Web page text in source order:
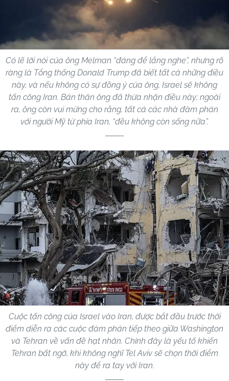
Có lẽ lời nói của ông Melman “đáng để lắng nghe”, nhưng rõ
ràng là Tổng thống Donald Trump đã biết tất cả những điều
này, và nếu không có sự đồng ý của ông, Israel sẽ không
tấn công Iran. Bản thân ông đã thừa nhận điều này; ngoài
ra, ông còn vui mừng cho rằng, tất cả các nhà đàm phán
với người Mỹ từ phía Iran, “đều không còn sống nữa”.
Cuộc tấn công của Israel vào Iran, được bắt đầu trước thời
điểm diễn ra các cuộc đàm phán tiếp theo giữa Washington
và Tehran về vấn đề hạt nhân. Chính đây là yếu tố khiến
Tehran bất ngờ, khi không nghĩ Tel Aviv sẽ chọn thời điểm
này để ra tay với Iran.